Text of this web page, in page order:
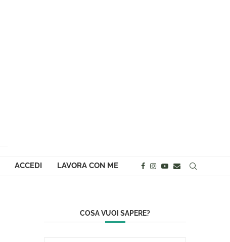
ACCEDI LAVORA CON ME
COSA VUOI SAPERE?